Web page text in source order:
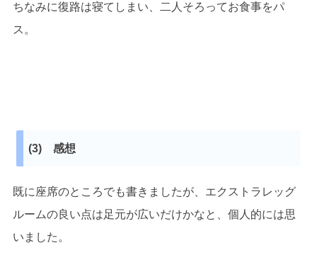
ちなみに復路は寝てしまい、二人そろってお食事をパ
ス。
(3) 感想
既に座席のところでも書きましたが、エクストラレッグ
ルームの良い点は足元が広いだけかなと、個人的には思
いました。